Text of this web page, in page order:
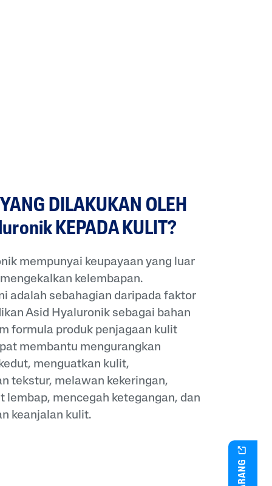
DILAKUKAN OLEH
KEPADA KULIT?
mempunyai keupayaan yang luar
kelembapan.
adalah sebahagian daripada faktor
Asid Hyaluronik sebagai bahan
formula produk penjagaan kulit
membantu mengurangkan
menguatkan kulit,
tekstur, melawan kekeringan,
lembap, mencegah ketegangan, dan
keanjalan kulit.